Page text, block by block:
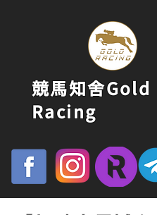
競馬知舍Gold
Racing